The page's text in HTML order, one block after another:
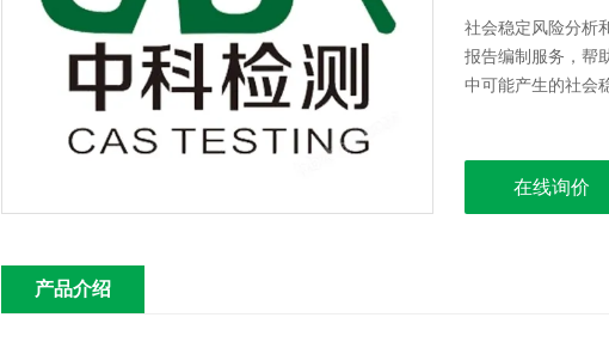
社会稳定风险分析
报告编制服务，帮
中可能产生的社会
在线询价
产品介绍